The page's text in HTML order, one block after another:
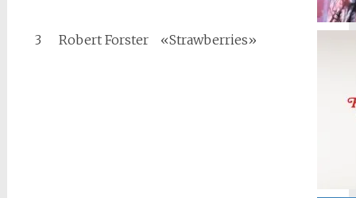
3 Robert Forster «Strawberries»